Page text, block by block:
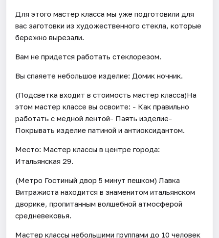
Для этого мастер класса мы уже подготовили для
вас заготовки из художественного стекла, которые
бережно вырезали.
Вам не придется работать стеклорезом.
Вы спаяете небольшое изделие: Домик ночник.
(Подсветка входит в стоимость мастер класса)На
этом мастер классе вы освоите: - Как правильно
работать с медной лентой- Паять изделие-
Покрывать изделие патиной и антиоксидантом.
Место: Мастер классы в центре города:
Итальянская 29.
(Метро Гостиный двор 5 минут пешком) Лавка
Витражиста находится в знаменитом итальянском
дворике, пропитанным волшебной атмосферой
средневековья.
Мастер классы небольшими группами до 10 человек